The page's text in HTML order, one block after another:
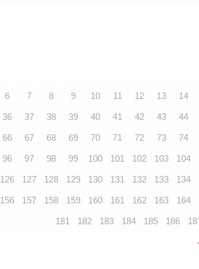
6 7 8 9 10 11 12 13 14
36 37 38 39 40 41 42 43 44
66 67 68 69 70 71 72 73 74
96 97 98 99 100 101 102 103 104
126 127 128 129 130 131 132 133 134
156 157 158 159 160 161 162 163 164
181 182 183 184 185 186